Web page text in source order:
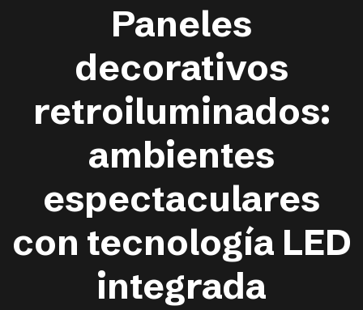
Paneles
decorativos
retroiluminados:
ambientes
espectaculares
con tecnología LED
integrada